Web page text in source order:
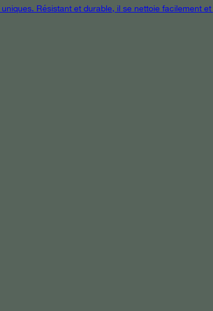
Résistant et durable, il se nettoie facilement